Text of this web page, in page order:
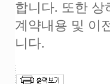
합니다. 또한 상
계약내용 및 이
니다.